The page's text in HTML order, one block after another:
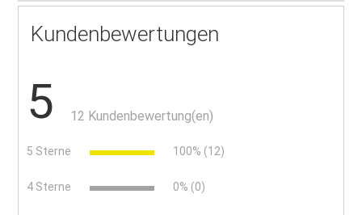
Kundenbewertungen
5 12 Kundenbewertung(en)
5 Sterne 100% (12)
4 Sterne 0% (0)